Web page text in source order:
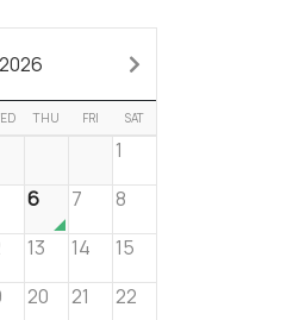
THU FRI SAT
1
6 7
8
13 14
15
20 21
22